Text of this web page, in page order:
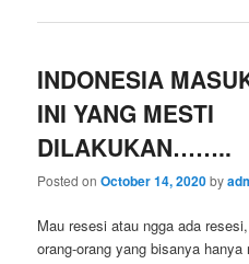
INDONESIA
INI YANG MESTI
DILAKUKAN……..
Posted onOctober 14, 2020by
Mau resesi atau ngga ada
orang-orang yang bisanya hanya